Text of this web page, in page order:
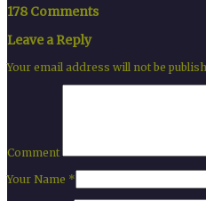
178 Comments
Leave a Reply
Your email address will not be
Comment
Your Name *